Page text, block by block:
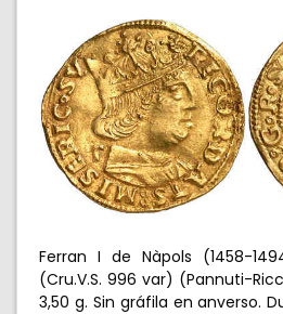
Ferran I de Nàpols (1458-
(Cru.V.S. 996 var) (Pannuti-
3,50 g. Sin gráfila en anverso.